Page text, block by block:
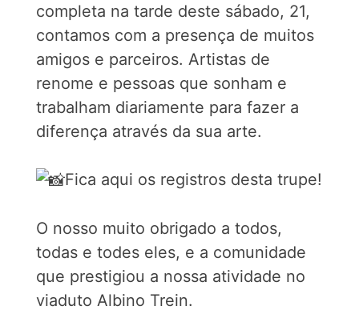
completa na tarde deste sábado, 21,
contamos com a presença de muitos
amigos e parceiros. Artistas de
renome e pessoas que sonham e
trabalham diariamente para fazer a
diferença através da sua arte.
Fica aqui os registros desta trupe!
O nosso muito obrigado a todos,
todas e todes eles, e a comunidade
que prestigiou a nossa atividade no
viaduto Albino Trein.